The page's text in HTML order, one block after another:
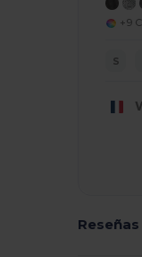
+9
S